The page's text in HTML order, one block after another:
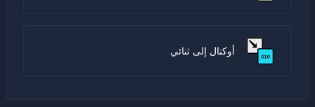
أوكتال إلى ثنائي